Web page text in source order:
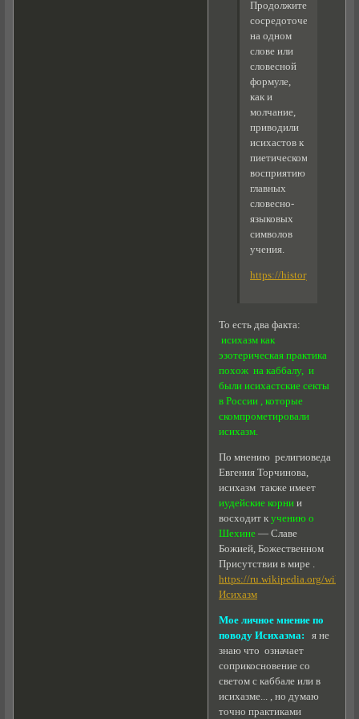
Продолжительная
сосредоточенность
на одном
слове или
словесной
формуле,
как и
молчание,
приводили
исихастов к
пиетическому
восприятию
главных
словесно-
языковых
символов
учения.
https://
То есть два факта:
исихазм как
эзотерическая практика
похож на каббалу, и
были исихастские секты
в России , которые
скомпрометировали
исихазм.
По мнению религиоведа
Евгения Торчинова,
исихазм также имеет
иудейские корнии
восходит к учению о
Шехине— Славе
Божией, Божественном
Присутствии в мире .
https://ru.wikipedia.org/wiki/
Исихазм
Мое личное мнение по
поводу Исихазма: я не
знаю что означает
соприкосновение со
светом с каббале или в
исихазме... , но думаю
точно практиками